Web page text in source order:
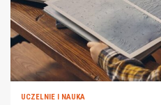
UCZELNIE I NAUKA